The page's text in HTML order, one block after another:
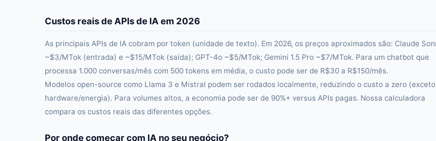
Custos reais de APIs de IA em 2026
As principais APIs de IA cobram por token (unidade de texto). Em 2026, os preços aproximados são: Claude
~$3/MTok (entrada) e ~$15/MTok (saída); GPT-4o ~$5/MTok; Gemini 1.5 Pro ~$7/MTok. Para um chatbot que
processa 1.000 conversas/mês com 500 tokens em média, o custo pode ser de R$30 a R$150/mês.
Modelos open-source como Llama 3 e Mistral podem ser rodados localmente, reduzindo o custo a zero (exceto
hardware/energia). Para volumes altos, a economia pode ser de 90%+ versus APIs pagas. Nossa calculadora
compara os custos reais das diferentes opções.
Por onde começar com IA no seu negócio?